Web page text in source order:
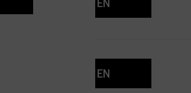
EN KOPEN
EN KOPEN